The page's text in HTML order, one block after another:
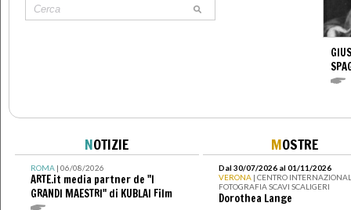
NOTIZIE
ROMA| 06/08/2026
ARTE.it media partner de "I
GRANDI MAESTRI" di KUBLAI Film
MOSTRE
Dal 30/07/2026 al 01/11/2026
VERONA | CENTRO
FOTOGRAFIA SCAVI SCALIGERI
Dorothea Lange